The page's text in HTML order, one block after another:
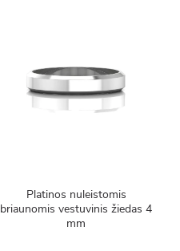
Platinos nuleistomis
briaunomis vestuvinis žiedas 4
mm